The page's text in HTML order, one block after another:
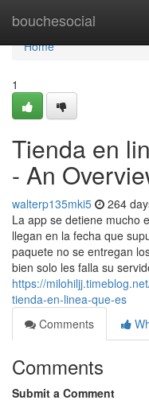
bouchesocial
Home
Home
1
Tienda en
- An
walterp135mki5 264
La app se detiene mucho
llegan en la fecha que
paquete no se entregan
bien solo les falla su
https://
tienda-en-linea-que-es
Comments
Comments
Submit a Comment